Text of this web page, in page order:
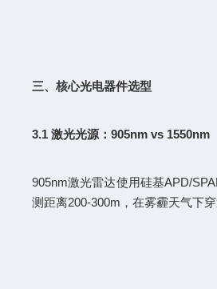
三、核心光电器件选型
3.1 激光光源：905nm vs 1550nm
905nm激光雷达使用硅基APD/
测距离200-300m，在雾霾天气下穿